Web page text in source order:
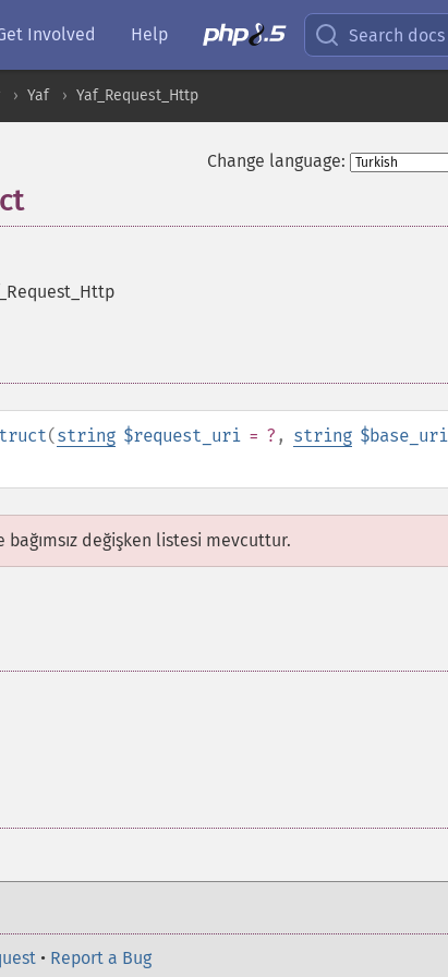
Involved Help Search docs
Yaf Yaf_Request_Http
Change language:
(string $request_uri = ? , string $base_uri
değişken listesi mevcuttur.
• Report a Bug